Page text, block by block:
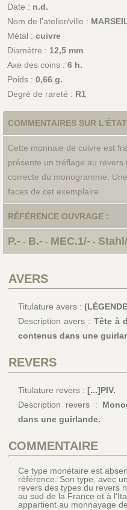
Date : n.d.
Nom de l'atelier/ville :
Métal : cuivre
Diamètre : 12,5 mm
Axe des coins : 6 h.
Poids : 0,66 g.
Degré de rareté : R1
COMMENTAIRES SUR
Cette monnaie de cuivre est
présente un tréflage au
correcte du monogramme.
faces de cet exemplaire
RÉFÉRENCE OUVRAGE :
P.- - B.- - MEC.1/- -
AVERS
Titulature avers :
Description avers : Tête à
contenus dans une
REVERS
Titulature revers : [...]PIV.
Description revers :
dans une guirlande.
COMMENTAIRE
Ce type monétaire est
référence. Son type, avec
revers des types du revers
au sud de la France et à
appartient au monnayage